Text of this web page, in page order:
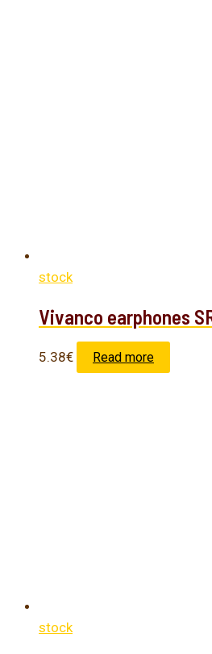
stock
Vivanco earphones
5.38€ Read more
stock